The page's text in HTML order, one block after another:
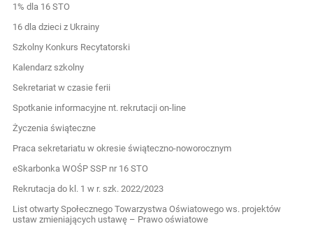
1% dla 16 STO
16 dla dzieci z Ukrainy
Szkolny Konkurs Recytatorski
Kalendarz szkolny
Sekretariat w czasie ferii
Spotkanie informacyjne nt. rekrutacji on-line
Życzenia świąteczne
Praca sekretariatu w okresie świąteczno-noworocznym
eSkarbonka WOŚP SSP nr 16 STO
Rekrutacja do kl. 1 w r. szk. 2022/2023
List otwarty Społecznego Towarzystwa Oświatowego ws. projektów
ustaw zmieniających ustawę – Prawo oświatowe